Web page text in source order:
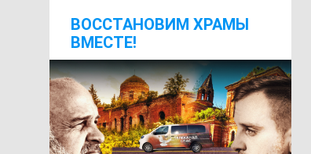
ВОCСТАНОВИМ ХРАМЫ
ВМЕСТЕ!